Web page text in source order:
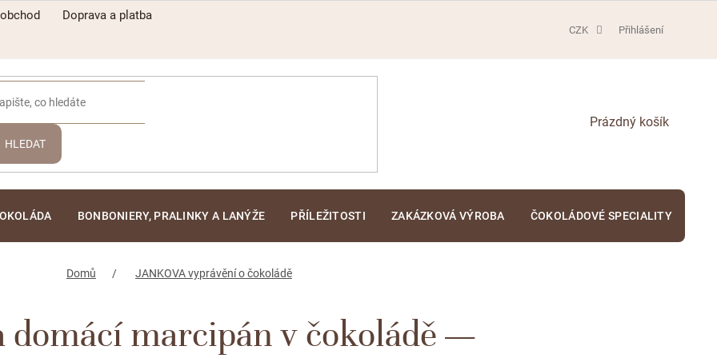
Doprava a platba
CZK Přihlášení
HLEDAT
NÁKUPNÍ
BONBONIERY, PRALINKY A LANÝŽE PŘÍLEŽITOSTI ZAKÁZKOVÁ VÝROBA ČOKOLÁDOVÉ SPECIALITY
Domů JANKOVA vyprávění o čokoládě
domácí marcipán v čokoládě —